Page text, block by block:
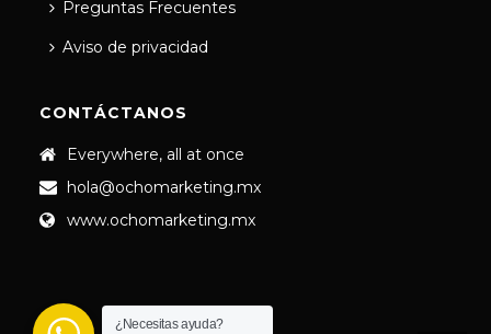
Preguntas Frecuentes
Aviso de privacidad
CONTÁCTANOS
Everywhere, all at once
hola@ochomarketing.mx
www.ochomarketing.mx
¿Necesitas ayuda?